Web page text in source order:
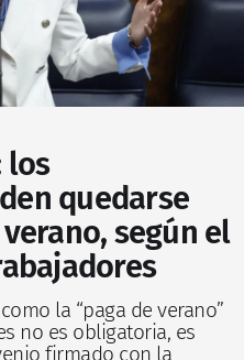
los
quedarse
según el
la “paga de verano”
no es obligatoria, es
firmado con la